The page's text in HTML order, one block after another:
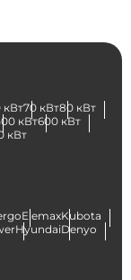
кВт70 кВт80 кВт
кВт600 кВт
кВт
ElemaxKubota
HyundaiDenyo